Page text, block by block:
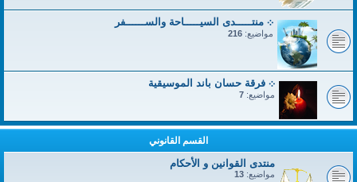
܀ منتـــــدى السيـــــاحة والســــــفر
مواضيع: 216
܀ فرقة حسان باند الموسيقية
مواضيع: 7
القسم القانوني
منتدى القوانين و الأحكام
مواضيع: 13